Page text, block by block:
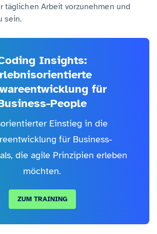
täglichen Arbeit vorzunehmen und
sein.
Insights:
für
People
Einstieg in die
für Business-
die agile Prinzipien erleben
möchten.
ZUM TRAINING